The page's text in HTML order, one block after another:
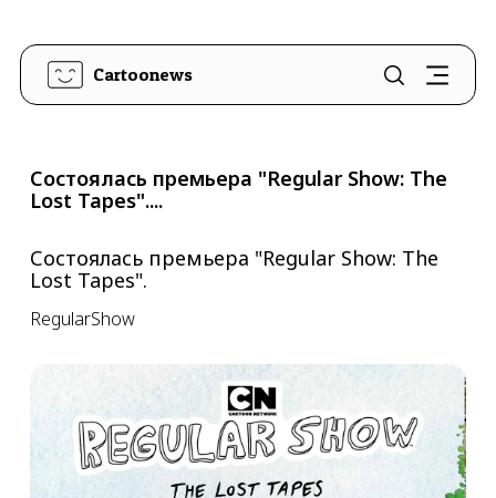
Cartoonews
Состоялась премьера "Regular Show: The
Lost Tapes"....
Состоялась премьера "Regular Show: The
Lost Tapes".
RegularShow